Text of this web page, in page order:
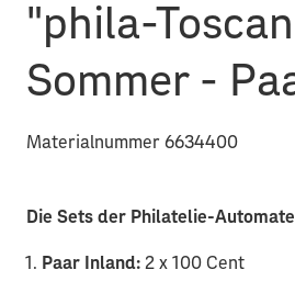
"phila-
Sommer -
Materialnummer 6634400
Die Sets der Philatelie-
Paar Inland: 2 x 100 Cent